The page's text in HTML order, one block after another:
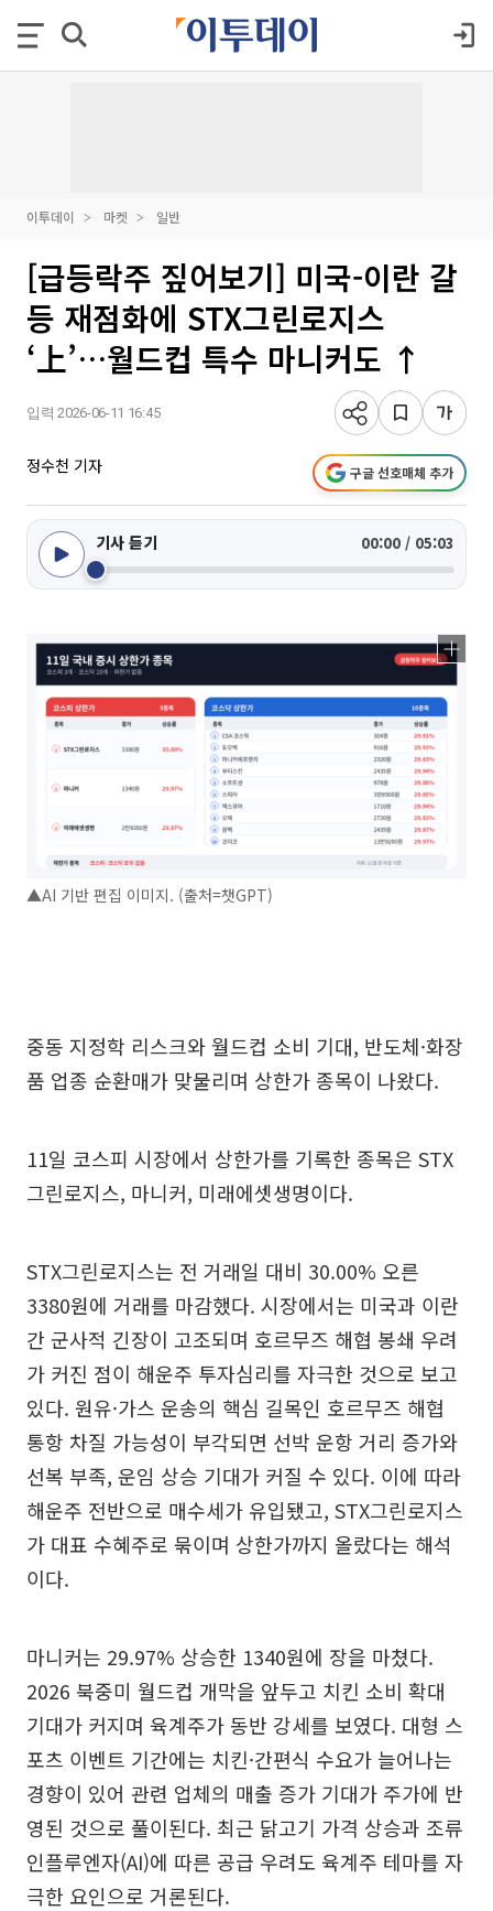
이투데이 마켓 일반
[급등락주 짚어보기] 미국-이란 갈
등 재점화에 STX그린로지스
‘上’…월드컵 특수 마니커도 ↑
입력 2026-06-11 16:45
정수천 기자 구글 선호매체 추가
기사 듣기 00:00 / 05:03
▲AI 기반 편집 이미지. (출처=챗GPT)
중동 지정학 리스크와 월드컵 소비 기대, 반도체·화장
품 업종 순환매가 맞물리며 상한가 종목이 나왔다.
11일 코스피 시장에서 상한가를 기록한 종목은 STX
그린로지스, 마니커, 미래에셋생명이다.
STX그린로지스는 전 거래일 대비 30.00% 오른
3380원에 거래를 마감했다. 시장에서는 미국과 이란
간 군사적 긴장이 고조되며 호르무즈 해협 봉쇄 우려
가 커진 점이 해운주 투자심리를 자극한 것으로 보고
있다. 원유·가스 운송의 핵심 길목인 호르무즈 해협
통항 차질 가능성이 부각되면 선박 운항 거리 증가와
선복 부족, 운임 상승 기대가 커질 수 있다. 이에 따라
해운주 전반으로 매수세가 유입됐고, STX그린로지스
가 대표 수혜주로 묶이며 상한가까지 올랐다는 해석
이다.
마니커는 29.97% 상승한 1340원에 장을 마쳤다.
2026 북중미 월드컵 개막을 앞두고 치킨 소비 확대
기대가 커지며 육계주가 동반 강세를 보였다. 대형 스
포츠 이벤트 기간에는 치킨·간편식 수요가 늘어나는
경향이 있어 관련 업체의 매출 증가 기대가 주가에 반
영된 것으로 풀이된다. 최근 닭고기 가격 상승과 조류
인플루엔자(AI)에 따른 공급 우려도 육계주 테마를 자
극한 요인으로 거론된다.